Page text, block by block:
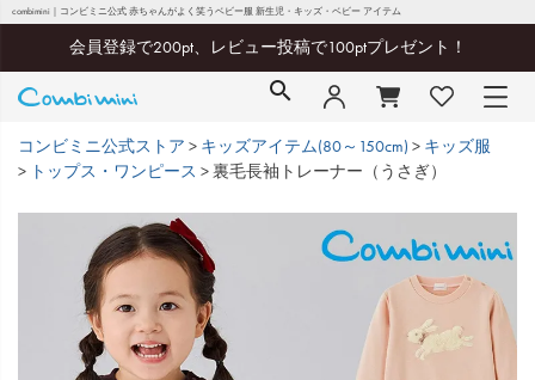
combimini｜コンビミニ公式 赤ちゃんがよく笑うベビー服 新生児・キッズ・ベビー アイテム
会員登録で200pt、レビュー投稿で100ptプレゼント！
コンビミニ公式ストア キッズアイテム(80～150cm)
キッズ服
トップス・ワンピース
裏毛長袖トレーナー（うさぎ）